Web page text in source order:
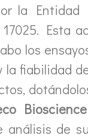
la Entidad
Esta
los
fiabilidad
Bioscience
de